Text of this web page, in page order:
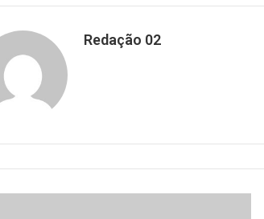
Redação 02